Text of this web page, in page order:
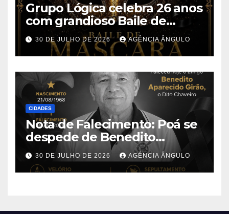
Grupo Lógica celebra 26 anos
com grandioso Baile de
Máscaras em Suzano
30 DE JULHO DE 2026 AGÊNCIA ÂNGULO
CIDADES
Nota de Falecimento: Poá se
despede de Benedito
Aparecido Girão, o conhecido
“Dito Chaveiro”
30 DE JULHO DE 2026 AGÊNCIA ÂNGULO